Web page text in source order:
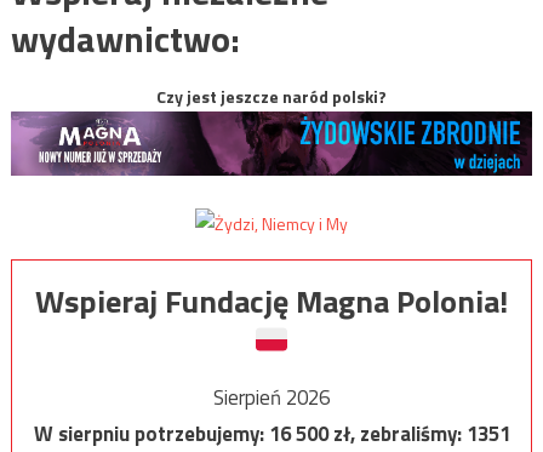
wydawnictwo:
Czy jest jeszcze naród polski?
Wspieraj Fundację Magna Polonia!
Sierpień 2026
W sierpniu potrzebujemy:16 500zł, zebraliśmy:1351